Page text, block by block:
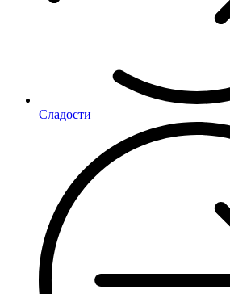
Сладости